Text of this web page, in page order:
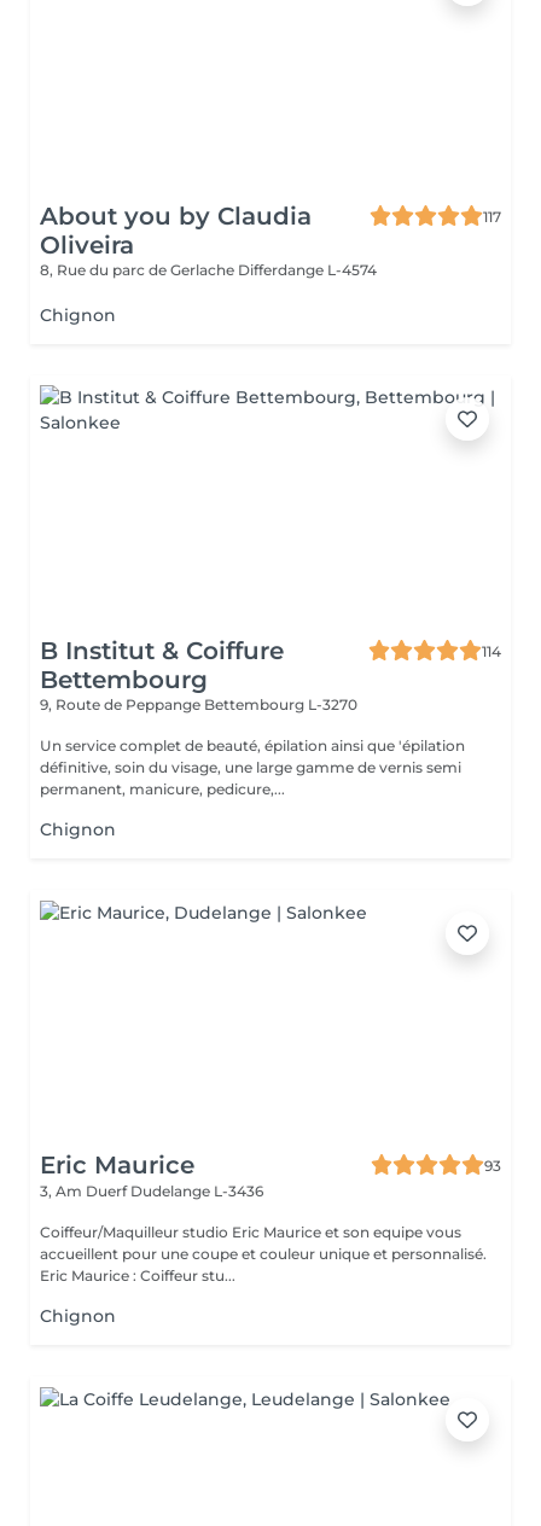
About you by Claudia
Oliveira
117
8, Rue du parc de Gerlache Differdange L-4574
Chignon
B Institut & Coiffure
Bettembourg
114
9, Route de Peppange Bettembourg L-3270
Un service complet de beauté, épilation ainsi que 'épilation
définitive, soin du visage, une large gamme de vernis semi
permanent, manicure, pedicure,...
Chignon
Eric Maurice
93
3, Am Duerf Dudelange L-3436
Coiffeur/Maquilleur studio Eric Maurice et son equipe vous
accueillent pour une coupe et couleur unique et personnalisé.
Eric Maurice : Coiffeur stu...
Chignon